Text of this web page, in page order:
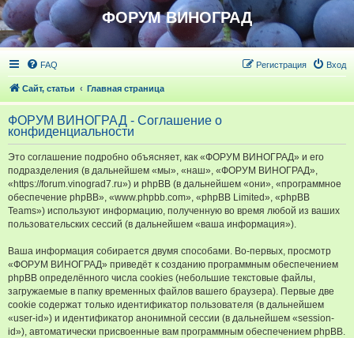
ФОРУМ ВИНОГРАД
FAQ Вход
Регистрация
Сайт, статьи Главная страница
ФОРУМ ВИНОГРАД - Соглашение о
конфиденциальности
Это соглашение подробно объясняет, как «ФОРУМ ВИНОГРАД» и его
подразделения (в дальнейшем «мы», «наш», «ФОРУМ ВИНОГРАД»,
«https://forum.vinograd7.ru») и phpBB (в дальнейшем «они», «программное
обеспечение phpBB», «www.phpbb.com», «phpBB Limited», «phpBB
Teams») используют информацию, полученную во время любой из ваших
пользовательских сессий (в дальнейшем «ваша информация»).
Ваша информация собирается двумя способами. Во-первых, просмотр
«ФОРУМ ВИНОГРАД» приведёт к созданию программным обеспечением
phpBB определённого числа cookies (небольшие текстовые файлы,
загружаемые в папку временных файлов вашего браузера). Первые две
cookie содержат только идентификатор пользователя (в дальнейшем
«user-id») и идентификатор анонимной сессии (в дальнейшем «session-
id»), автоматически присвоенные вам программным обеспечением phpBB.